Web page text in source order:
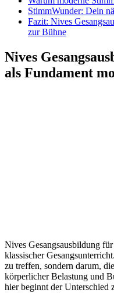
StimmWunder: Dein
Fazit: Nives
zur Bühne
Nives
als Fundament
Nives Gesangsausbildung
klassischer
zu treffen, sondern darum,
körperlicher Belastung und
hier beginnt der Unterschied